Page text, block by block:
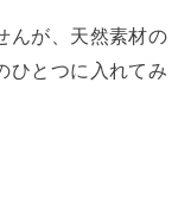
んが、天然素材の
ひとつに入れてみ